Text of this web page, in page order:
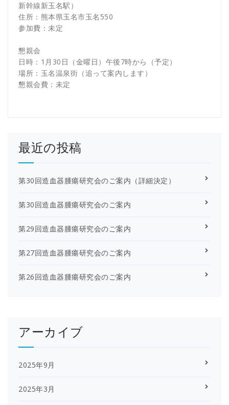
新幹線新玉名駅）
住所：熊本県玉名市玉名550
参加費：未定
懇親会
日時：1月30日（金曜日）午後7時から（予定）
場所：玉名温泉街（追って案内します）
懇親会費：未定
最近の投稿
第30回造血器腫瘍研究会のご案内（詳細決定）
第30回造血器腫瘍研究会のご案内
第29回造血器腫瘍研究会のご案内
第27回造血器腫瘍研究会のご案内
第26回造血器腫瘍研究会のご案内
アーカイブ
2025年9月
2025年3月